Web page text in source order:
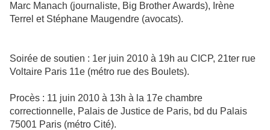
Marc Manach (journaliste, Big Brother Awards), Irène
Terrel et Stéphane Maugendre (avocats).
Soirée de soutien : 1er juin 2010 à 19h au CICP, 21ter rue
Voltaire Paris 11e (métro rue des Boulets).
Procès : 11 juin 2010 à 13h à la 17e chambre
correctionnelle, Palais de Justice de Paris, bd du Palais
75001 Paris (métro Cité).